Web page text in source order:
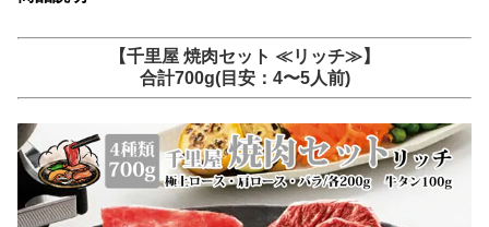
【千里屋 焼肉セット ≪リッチ≫】
合計700g(目安：4〜5人前)